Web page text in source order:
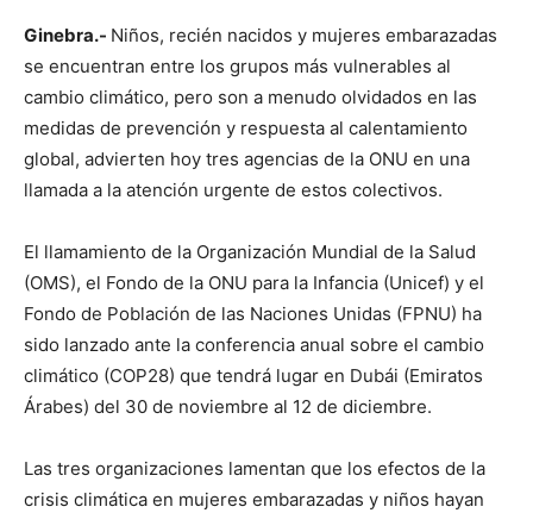
Ginebra.- Niños, recién nacidos y mujeres embarazadas
se encuentran entre los grupos más vulnerables al
cambio climático, pero son a menudo olvidados en las
medidas de prevención y respuesta al calentamiento
global, advierten hoy tres agencias de la ONU en una
llamada a la atención urgente de estos colectivos.
El llamamiento de la Organización Mundial de la Salud
(OMS), el Fondo de la ONU para la Infancia (Unicef) y el
Fondo de Población de las Naciones Unidas (FPNU) ha
sido lanzado ante la conferencia anual sobre el cambio
climático (COP28) que tendrá lugar en Dubái (Emiratos
Árabes) del 30 de noviembre al 12 de diciembre.
Las tres organizaciones lamentan que los efectos de la
crisis climática en mujeres embarazadas y niños hayan